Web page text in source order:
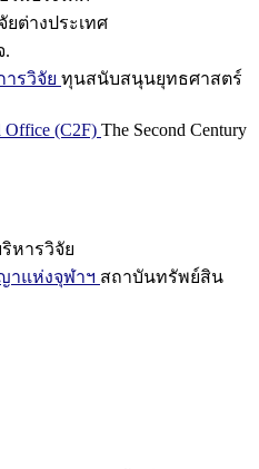
ยต่างประเทศ
.
รวิจัย ทุนสนับสนุนยุทธศาสตร์
Office (C2F) The Second Century
หารวิจัย
าแห่งจุฬาฯ สถาบันทรัพย์สิน